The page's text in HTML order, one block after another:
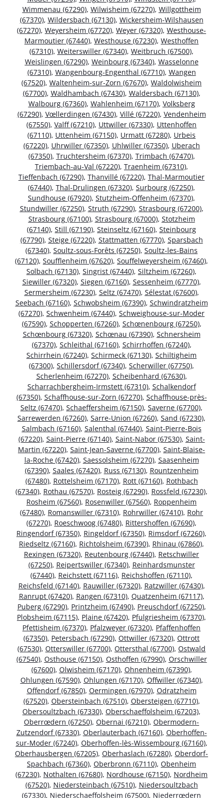
Wimmenau (67290), Wilwisheim (67270), Willgottheim
(67370), Wildersbach (67130), Wickersheim-Wilshausen
(67270), Weyersheim (67720), Weyer (67320), Westhouse-
Marmoutier (67440), Westhouse (67230), Westhoffen
(67310), Weiterswiller (67340), Weitbruch (67500),
Weislingen (67290), Weinbourg (67340), Wasselonne
(67310), Wangenbourg-Engenthal (67710), Wangen
(67520), Waltenheim-sur-Zorn (67670), Waldolwisheim
(67700), Waldhambach (67430), Waldersbach (67130),
Walbourg (67360), Wahlenheim (67170), Volksberg
(67290), Vœllerdingen (67430), Villé (67220), Vendenheim
(67550), Valff (67210), Uttwiller (67330), Uttenhoffen
(67110), Uttenheim (67150), Urmatt (67280), Urbeis
(67220), Uhrwiller (67350), Uhlwiller (67350), Uberach
(67350), Truchtersheim (67370), Trimbach (67470),
Triembach-au-Val (67220), Traenheim (67310),
Tieffenbach (67290), Thanvillé (67220), Thal-Marmoutier
(67440), Thal-Drulingen (67320), Surbourg (67250),
Sundhouse (67920), Stutzheim-Offenheim (67370),
Stundwiller (67250), Struth (67290), Strasbourg (67200),
Strasbourg (67100), Strasbourg (67000), Stotzheim
(67140), Still (67190), Steinseltz (67160), Steinbourg
(67790), Steige (67220), Stattmatten (67770), Sparsbach
(67340), Soultz-sous-Forêts (67250), Soultz-les-Bains
(67120), Soufflenheim (67620), Souffelweyersheim (67460),
Solbach (67130), Singrist (67440), Siltzheim (67260),
Siewiller (67320), Siegen (67160), Sessenheim (67770),
Sermersheim (67230), Seltz (67470), Sélestat (67600),
Seebach (67160), Schwobsheim (67390), Schwindratzheim
(67270), Schwenheim (67440), Schweighouse-sur-Moder
(67590), Schopperten (67260), Schœnenbourg (67250),
Schœnbourg (67320), Schœnau (67390), Schnersheim
(67370), Schleithal (67160), Schirrhoffen (67240),
Schirrhein (67240), Schirmeck (67130), Schiltigheim
(67300), Schillersdorf (67340), Scherwiller (67750),
Scherlenheim (67270), Scheibenhard (67630),
Scharrachbergheim-Irmstett (67310), Schalkendorf
(67350), Schaffhouse-sur-Zorn (67270), Schaffhouse-près-
Seltz (67470), Schaeffersheim (67150), Saverne (67700),
Sarrewerden (67260), Sarre-Union (67260), Sand (67230),
Salmbach (67160), Salenthal (67440), Saint-Pierre-Bois
(67220), Saint-Pierre (67140), Saint-Nabor (67530), Saint-
Martin (67220), Saint-Jean-Saverne (67700), Saint-Blaise-
la-Roche (67420), Saessolsheim (67270), Saasenheim
(67390), Saales (67420), Russ (67130), Rountzenheim
(67480), Rottelsheim (67170), Rott (67160), Rothbach
(67340), Rothau (67570), Rosteig (67290), Rossfeld (67230),
Rosheim (67560), Rosenwiller (67560), Roppenheim
(67480), Romanswiller (67310), Rohrwiller (67410), Rohr
(67270), Roeschwoog (67480), Rittershoffen (67690),
Ringendorf (67350), Ringeldorf (67350), Rimsdorf (67260),
Riedseltz (67160), Richtolsheim (67390), Rhinau (67860),
Rexingen (67320), Reutenbourg (67440), Retschwiller
(67250), Reipertswiller (67340), Reinhardsmunster
(67440), Reichstett (67116), Reichshoffen (67110),
Reichsfeld (67140), Rauwiller (67320), Ratzwiller (67430),
Ranrupt (67420), Rangen (67310), Quatzenheim (67117),
Puberg (67290), Printzheim (67490), Preuschdorf (67250),
Plobsheim (67115), Plaine (67420), Pfulgriesheim (67370),
Pfettisheim (67370), Pfalzweyer (67320), Pfaffenhoffen
(67350), Petersbach (67290), Ottwiller (67320), Ottrott
(67530), Otterswiller (67700), Ottersthal (67700), Ostwald
(67540), Osthouse (67150), Osthoffen (67990), Orschwiller
(67600), Olwisheim (67170), Ohnenheim (67390),
Ohlungen (67590), Ohlungen (67170), Offwiller (67340),
Offendorf (67850), Oermingen (67970), Odratzheim
(67520), Obersteinbach (67510), Obersteigen (67710),
Obersoultzbach (67330), Oberschaeffolsheim (67203),
Oberrœdern (67250), Obernai (67210), Obermodern-
Zutzendorf (67330), Oberlauterbach (67160), Oberhoffen-
sur-Moder (67240), Oberhoffen-lès-Wissembourg (67160),
Oberhausbergen (67205), Oberhaslach (67280), Oberdorf-
Spachbach (67360), Oberbronn (67110), Obenheim
(67230), Nothalten (67680), Nordhouse (67150), Nordheim
(67520), Niedersteinbach (67510), Niedersoultzbach
(67330), Niederschaeffolsheim (67500), Niederrœdern